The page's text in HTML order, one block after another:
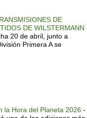
DE
DE WILSTERMANN
20 de abril, junto a
Primera A se
la Hora del Planeta 2026 -